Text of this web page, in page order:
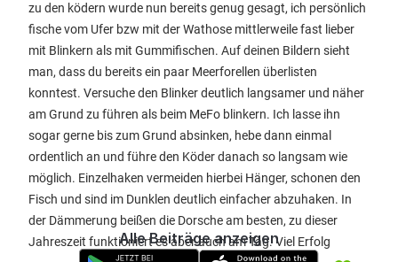
zu den ködern wurde nun bereits genug gesagt, ich persönlich
fische vom Ufer bzw mit der Wathose mittlerweile fast lieber
mit Blinkern als mit Gummifischen. Auf deinen Bildern sieht
man, dass du bereits ein paar Meerforellen überlisten
konntest. Versuche den Blinker deutlich langsamer und näher
am Grund zu führen als beim MeFo blinkern. Ich lasse ihn
sogar gerne bis zum Grund absinken, hebe dann einmal
ordentlich an und führe den Köder danach so langsam wie
möglich. Einzelhaken vermeiden hierbei Hänger, schonen den
Fisch und sind im Dunklen deutlich einfacher abzuhaken. In
der Dämmerung beißen die Dorsche am besten, zu dieser
Jahreszeit funktioniert es aber auch am Tag. Viel Erfolg
Alle Beiträge anzeigen